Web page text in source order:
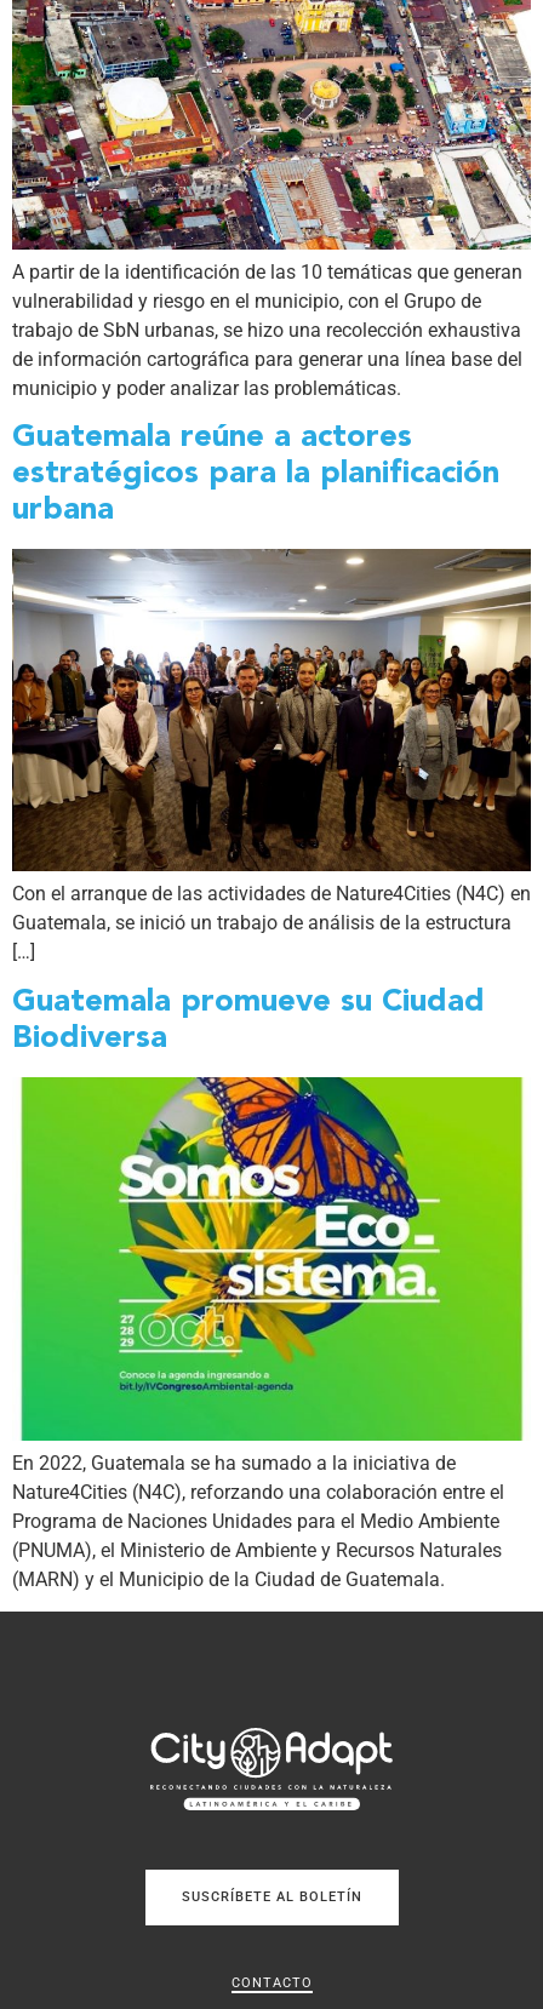
A partir de la identificación de las 10 temáticas que generan
vulnerabilidad y riesgo en el municipio, con el Grupo de
trabajo de SbN urbanas, se hizo una recolección exhaustiva
de información cartográfica para generar una línea base del
municipio y poder analizar las problemáticas.
Guatemala reúne a actores
estratégicos para la planificación
urbana
Con el arranque de las actividades de Nature4Cities (N4C) en
Guatemala, se inició un trabajo de análisis de la estructura
[…]
Guatemala promueve su Ciudad
Biodiversa
En 2022, Guatemala se ha sumado a la iniciativa de
Nature4Cities (N4C), reforzando una colaboración entre el
Programa de Naciones Unidades para el Medio Ambiente
(PNUMA), el Ministerio de Ambiente y Recursos Naturales
(MARN) y el Municipio de la Ciudad de Guatemala.
SUSCRÍBETE AL BOLETÍN
CONTACTO